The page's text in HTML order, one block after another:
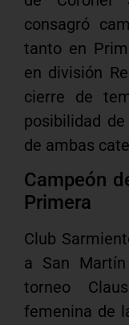
consagró
tanto en
en división
cierre de
posibilidad
de ambas
Campeón
Primera
Club
a San
torneo
femenina de